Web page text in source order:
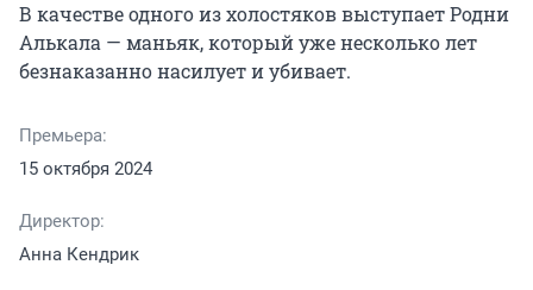
В качестве одного из холостяков выступает Родни
Алькала — маньяк, который уже несколько лет
безнаказанно насилует и убивает.
Премьера:
15 октября 2024
Директор:
Анна Кендрик